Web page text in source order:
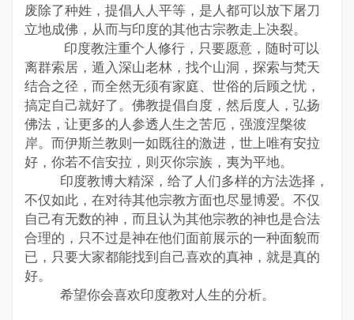
废除了种姓，提倡人人平等，是人都可以放下屠刀
立地成佛，从而与印度的其他古宗教走上决裂。
印度教注重个人修行，只要愿意，随时可以
离群索居，遁入深山老林，找个山洞，探索与梵天
结合之径，而全然无须有家庭、世俗的后顾之忧，
搞定自己就好了。佛教提倡自度，然后度人，弘扬
佛法，让更多的人参透人生之苦厄，强渡涅槃彼
岸。而伊斯兰教则一如既往的激进，世上唯有安拉
好，你若不信安拉，则灭你宗族，夷为平地。
印度教博大精深，给了人们多样的方法选择，
不仅如此，在对待其他宗教方面也尽显博爱。不仅
自己有无数的神，而且认为其他宗教的神也是合法
合理的，只不过是神在他们面前展示的一种面貌而
已，只要大家都能找到自己喜欢的真神，就是真的
好。
希望你会喜欢印度教对人生的分析。